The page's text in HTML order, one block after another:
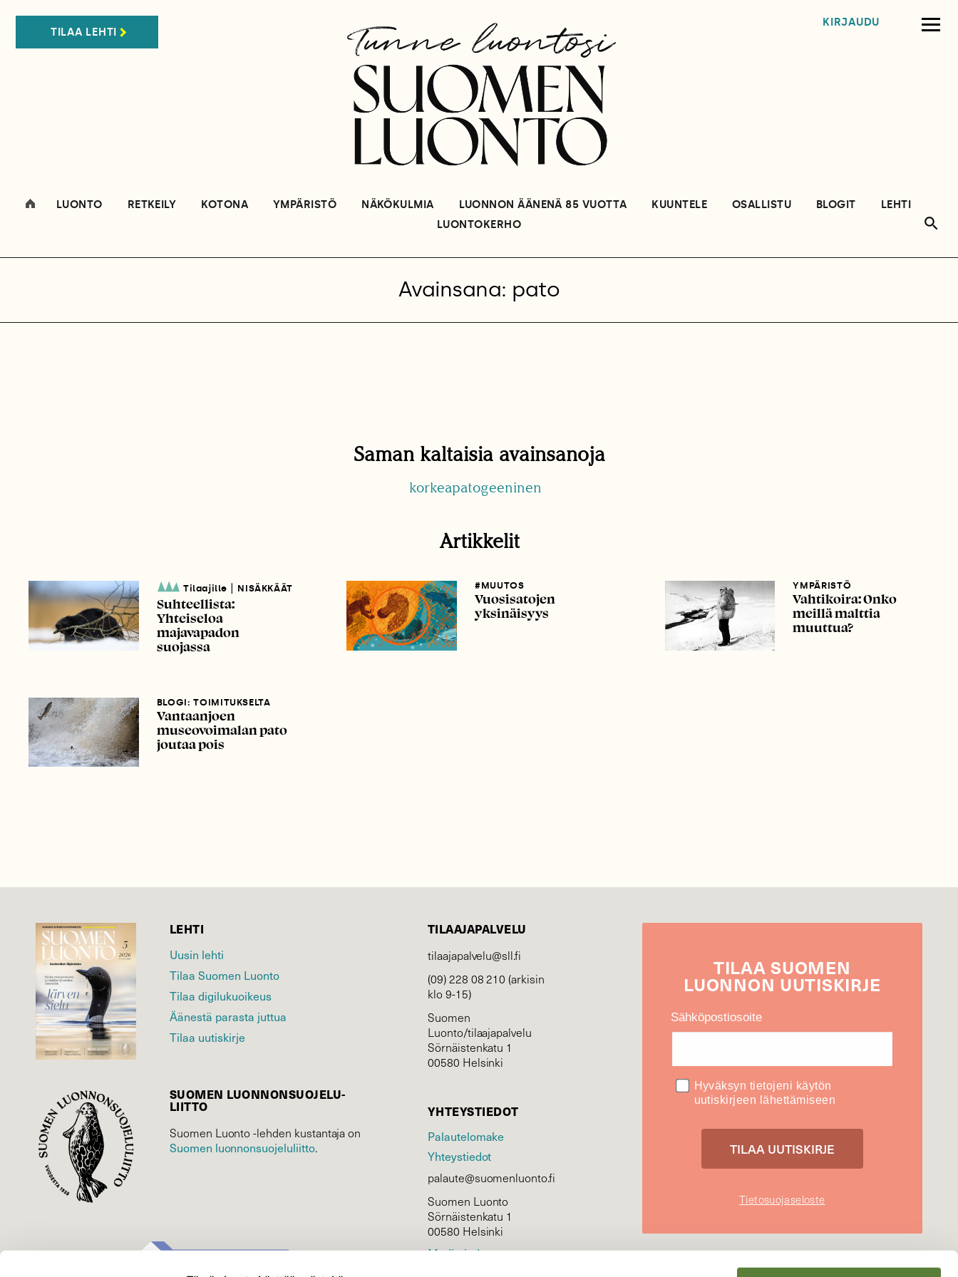
TILAA LEHTI
KIRJAUDU
LUONTO RETKEILY KOTONA YMPÄRISTÖ NÄKÖKULMIA LUONNON ÄÄNENÄ 85 VUOTTA KUUNTELE OSALLISTU BLOGIT
LEHTI
LUONTOKERHO
Avainsana: pato
Saman kaltaisia avainsanoja
korkeapatogeeninen
Artikkelit
Tilaajille NISÄKKÄÄT
Suhteellista:
Yhteiseloa
majavapadon
suojassa
#MUUTOS
Vuosisatojen
yksinäisyys
YMPÄRISTÖ
Vahtikoira: Onko
meillä malttia
muuttua?
BLOGI: TOIMITUKSELTA
Vantaanjoen
museovoimalan pato
joutaa pois
LEHTI
Uusin lehti
Tilaa Suomen Luonto
Tilaa digilukuoikeus
Äänestä parasta juttua
Tilaa uutiskirje
SUOMEN LUONNON­SUOJELU­
LIITTO
Suomen Luonto -lehden kustantaja on
Suomen luonnonsuojelu­liitto.
TILAAJAPALVELU
tilaajapalvelu@sll.fi
(09) 228 08 210 (arkisin
klo 9-15)
Suomen
Luonto/tilaajapalvelu
Sörnäistenkatu 1
00580 Helsinki
YHTEYSTIEDOT
Palautelomake
Yhteystiedot
palaute@suomenluonto.fi
Suomen Luonto
Sörnäistenkatu 1
00580 Helsinki
Mediatiedot
TILAASUOMEN
LUONNON UUTIS­KIRJE
Sähköpostiosoite
Hyväksyn tietojeni käytön
uutiskirjeen lähettämiseen
Tietosuojaseloste